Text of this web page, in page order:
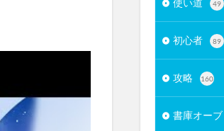
49
初心者 89
攻略 160
書庫オーブ